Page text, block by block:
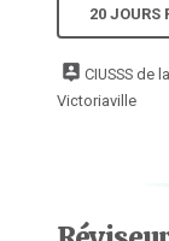
20 JOURS
CIUSSS de
Victoriaville